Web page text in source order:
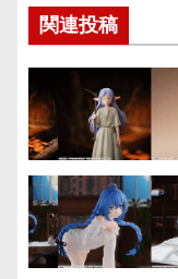
ゲ
ー
シ
ョ
ン
関連投稿